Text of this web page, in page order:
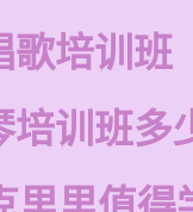
歌培训班
培训班多